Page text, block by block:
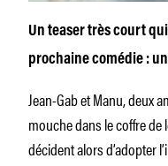
Un teaser très court
prochaine comédie :
Jean-Gab et Manu, deux
mouche dans le coffre
décident alors d’adopter